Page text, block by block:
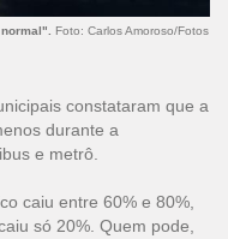
Foto: Carlos Amoroso/Fotos
constataram que a
durante a
e metrô.
caiu entre 60% e 80%,
só 20%. Quem pode,